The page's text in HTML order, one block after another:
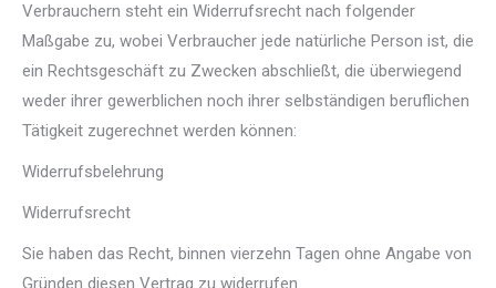
Verbrauchern steht ein Widerrufsrecht nach folgender
Maßgabe zu, wobei Verbraucher jede natürliche Person ist, die
ein Rechtsgeschäft zu Zwecken abschließt, die überwiegend
weder ihrer gewerblichen noch ihrer selbständigen beruflichen
Tätigkeit zugerechnet werden können:
Widerrufsbelehrung
Widerrufsrecht
Sie haben das Recht, binnen vierzehn Tagen ohne Angabe von
Gründen diesen Vertrag zu widerrufen.